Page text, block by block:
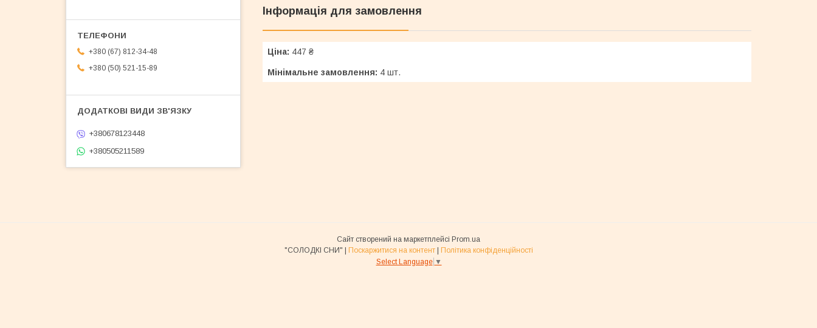
Інформація для замовлення
Ціна: 447 ₴
Мінімальне замовлення: 4 шт.
+380 (67) 812-34-48
+380 (50) 521-15-89
+380678123448
+380505211589
Сайт створений на маркетплейсі Prom.ua
Поскаржитися на контент
Політика конфіденційності
Select Language ▼